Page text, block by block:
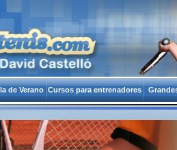
de Verano Cursos para entrenadores